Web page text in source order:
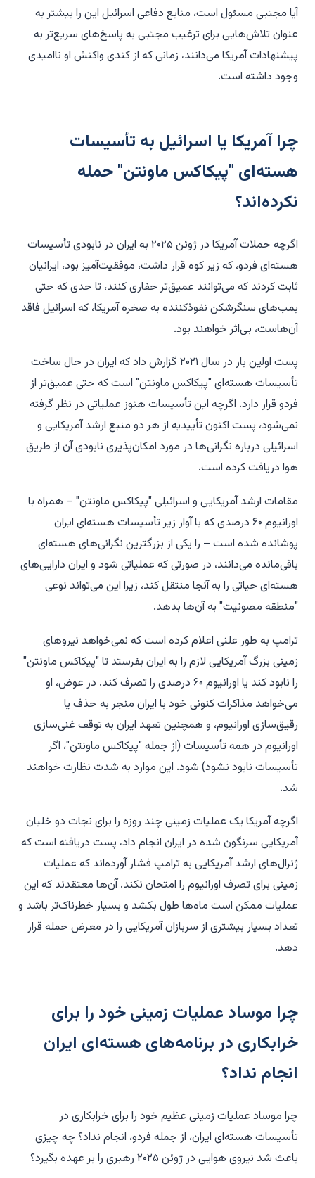
آیا مجتبی مسئول است، منابع دفاعی اسرائیل این را بیشتر به
عنوان تلاش‌هایی برای ترغیب مجتبی به پاسخ‌های سریع‌تر به
پیشنهادات آمریکا می‌دانند، زمانی که از کندی واکنش او ناامیدی
وجود داشته است.
چرا آمریکا یا اسرائیل به تأسیسات
هسته‌ای "پیکاکس ماونتن" حمله
نکرده‌اند؟
اگرچه حملات آمریکا در ژوئن ۲۰۲۵ به ایران در نابودی تأسیسات
هسته‌ای فردو، که زیر کوه قرار داشت، موفقیت‌آمیز بود، ایرانیان
ثابت کردند که می‌توانند عمیق‌تر حفاری کنند، تا حدی که حتی
بمب‌های سنگرشکن نفوذکننده به صخره آمریکا، که اسرائیل فاقد
آن‌هاست، بی‌اثر خواهند بود.
پست
اولین بار در سال ۲۰۲۱ گزارش داد که ایران در حال ساخت
تأسیسات هسته‌ای "پیکاکس ماونتن" است که حتی عمیق‌تر از
فردو قرار دارد. اگرچه این تأسیسات هنوز عملیاتی در نظر گرفته
نمی‌شود، پست اکنون تأییدیه از هر دو منبع ارشد آمریکایی و
اسرائیلی درباره نگرانی‌ها در مورد امکان‌پذیری نابودی آن از طریق
هوا دریافت کرده است.
مقامات ارشد آمریکایی و اسرائیلی "پیکاکس ماونتن" – همراه با
اورانیوم ۶۰ درصدی که با آوار زیر تأسیسات هسته‌ای ایران
پوشانده شده است – را یکی از بزرگترین نگرانی‌های هسته‌ای
باقی‌مانده می‌دانند، در صورتی که عملیاتی شود و ایران دارایی‌های
هسته‌ای حیاتی را به آنجا منتقل کند، زیرا این می‌تواند نوعی
"منطقه مصونیت" به آن‌ها بدهد.
ترامپ به طور علنی اعلام کرده است که نمی‌خواهد نیروهای
زمینی بزرگ آمریکایی لازم را به ایران بفرستد تا "پیکاکس ماونتن"
را نابود کند یا اورانیوم ۶۰ درصدی را تصرف کند. در عوض، او
می‌خواهد مذاکرات کنونی خود با ایران منجر به حذف یا
رقیق‌سازی اورانیوم، و همچنین تعهد ایران به توقف غنی‌سازی
اورانیوم در همه تأسیسات (از جمله "پیکاکس ماونتن"، اگر
تأسیسات نابود نشود) شود. این موارد به شدت نظارت خواهند
شد.
اگرچه آمریکا یک عملیات زمینی چند روزه را برای نجات دو خلبان
آمریکایی سرنگون شده در ایران انجام داد، پست دریافته است که
ژنرال‌های ارشد آمریکایی به ترامپ فشار آورده‌اند که عملیات
زمینی برای تصرف اورانیوم را امتحان نکند. آن‌ها معتقدند که این
عملیات ممکن است ماه‌ها طول بکشد و بسیار خطرناک‌تر باشد و
تعداد بسیار بیشتری از سربازان آمریکایی را در معرض حمله قرار
دهد.
چرا موساد عملیات زمینی خود را برای
خرابکاری در برنامه‌های هسته‌ای ایران
انجام نداد؟
چرا موساد عملیات زمینی عظیم خود را برای خرابکاری در
تأسیسات هسته‌ای ایران، از جمله فردو، انجام نداد؟ چه چیزی
باعث شد نیروی هوایی در ژوئن ۲۰۲۵ رهبری را بر عهده بگیرد؟